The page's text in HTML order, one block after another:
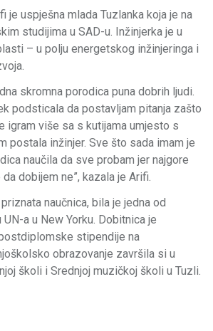
je uspješna mlada Tuzlanka koja je na
studijima u SAD-u. Inžinjerka je u
– u polju energetskog inžinjeringa i
skromna porodica puna dobrih ljudi.
podsticala da postavljam pitanja zašto
igram više sa s kutijama umjesto s
postala inžinjer. Sve što sada imam je
naučila da sve probam jer najgore
dobijem ne”, kazala je Arifi.
naučnica, bila je jedna od
a u New Yorku. Dobitnica je
stipendije na
obrazovanje završila si u
školi i Srednjoj muzičkoj školi u Tuzli.